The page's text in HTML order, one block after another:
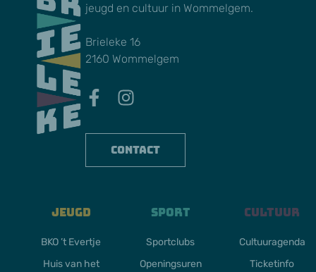
jeugd en cultuur in Wommelgem.
Brieleke 16
2160 Wommelgem
Contact
Jeugd
BKO ’t Evertje
Huis van het
Sport
Sportclubs
Openingsuren
Cultuur
Cultuuragenda
Ticketinfo